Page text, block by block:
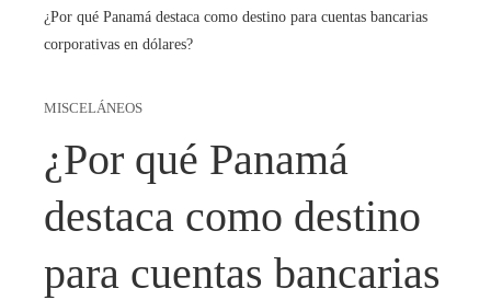
¿Por qué Panamá destaca como destino para cuentas bancarias
corporativas en dólares?
MISCELÁNEOS
¿Por qué Panamá
destaca como destino
para cuentas bancarias